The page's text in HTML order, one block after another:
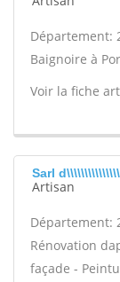
Département:
Baignoire à
Voir la fiche
Sarl
Artisan
Département:
Rénovation
façade -